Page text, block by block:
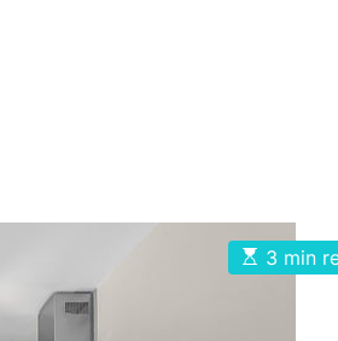
E
s
3 min